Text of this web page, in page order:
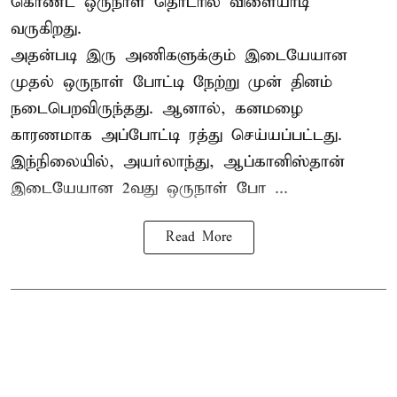
வருகிறது.
அதன்படி இரு அணிகளுக்கும் இடையேயான
முதல் ஒருநாள் போட்டி நேற்று முன் தினம்
நடைபெறவிருந்தது. ஆனால், கனமழை
காரணமாக அப்போட்டி ரத்து செய்யப்பட்டது.
இந்நிலையில், அயர்லாந்து, ஆப்கானிஸ்தான்
இடையேயான 2வது ஒருநாள் போ ...
Read More